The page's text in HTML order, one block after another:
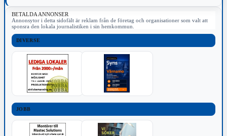
BETALDA ANNONSER
Annonsytor i detta sidofält är reklam från de företag och organisationer som valt att
sponsra den lokala journalistiken i sin hemkommun.
DIVERSE
JOBB